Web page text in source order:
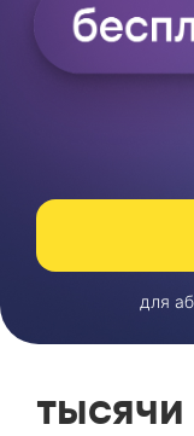
для
тысячи